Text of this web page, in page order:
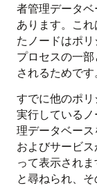
者管理データ
あります。こ
たノードはポ
プロセスの一
されるためです
すでに他のポ
実行している
理データベー
およびサービ
って表示され
と尋ねられ、